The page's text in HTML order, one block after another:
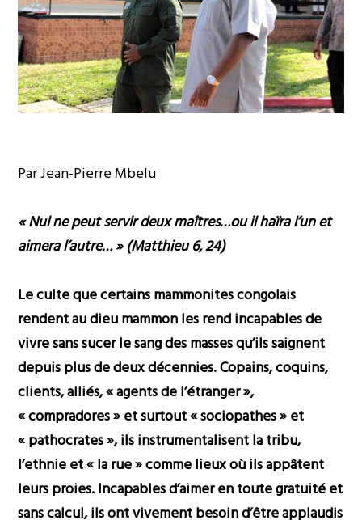
Par Jean-Pierre Mbelu
« Nul ne peut servir deux maîtres…ou il haïra l’un et
aimera l’autre… » (Matthieu 6, 24)
Le culte que certains mammonites congolais
rendent au dieu mammon les rend incapables de
vivre sans sucer le sang des masses qu’ils saignent
depuis plus de deux décennies. Copains, coquins,
clients, alliés, « agents de l’étranger »,
« compradores » et surtout « sociopathes » et
« pathocrates », ils instrumentalisent la tribu,
l’ethnie et « la rue » comme lieux où ils appâtent
leurs proies. Incapables d’aimer en toute gratuité et
sans calcul, ils ont vivement besoin d’être applaudis